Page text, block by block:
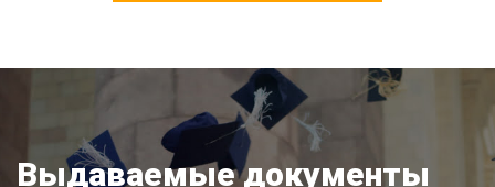
Выдаваемые документы